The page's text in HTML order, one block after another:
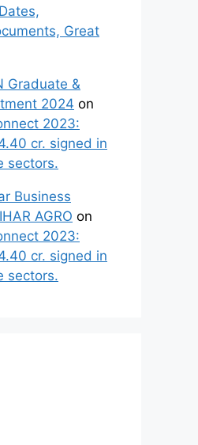
Great
Graduate &
2024 on
2023:
cr. signed in
sectors.
Business
AGRO on
2023:
cr. signed in
sectors.